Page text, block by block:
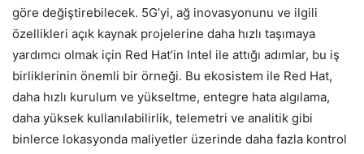
göre değiştirebilecek. 5G’yi, ağ inovasyonunu ve ilgili
özellikleri açık kaynak projelerine daha hızlı taşımaya
yardımcı olmak için Red Hat’in Intel ile attığı adımlar, bu iş
birliklerinin önemli bir örneği. Bu ekosistem ile Red Hat,
daha hızlı kurulum ve yükseltme, entegre hata algılama,
daha yüksek kullanılabilirlik, telemetri ve analitik gibi
binlerce lokasyonda maliyetler üzerinde daha fazla kontrol